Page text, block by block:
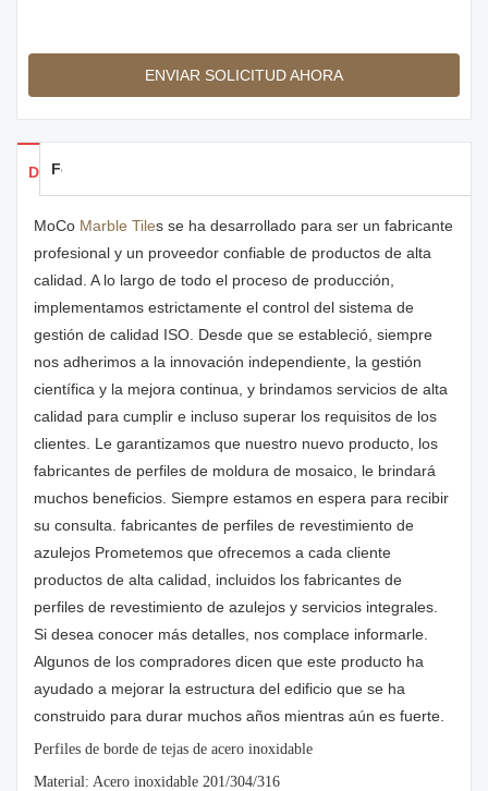
ENVIAR SOLICITUD AHORA
Detalles de los productos
Feedback
MoCo Marble Tiles se ha desarrollado para ser un fabricante
profesional y un proveedor confiable de productos de alta
calidad. A lo largo de todo el proceso de producción,
implementamos estrictamente el control del sistema de
gestión de calidad ISO. Desde que se estableció, siempre
nos adherimos a la innovación independiente, la gestión
científica y la mejora continua, y brindamos servicios de alta
calidad para cumplir e incluso superar los requisitos de los
clientes. Le garantizamos que nuestro nuevo producto, los
fabricantes de perfiles de moldura de mosaico, le brindará
muchos beneficios. Siempre estamos en espera para recibir
su consulta. fabricantes de perfiles de revestimiento de
azulejos Prometemos que ofrecemos a cada cliente
productos de alta calidad, incluidos los fabricantes de
perfiles de revestimiento de azulejos y servicios integrales.
Si desea conocer más detalles, nos complace informarle.
Algunos de los compradores dicen que este producto ha
ayudado a mejorar la estructura del edificio que se ha
construido para durar muchos años mientras aún es fuerte.
Perfiles de borde de tejas de acero inoxidable
Material: Acero inoxidable 201/304/316